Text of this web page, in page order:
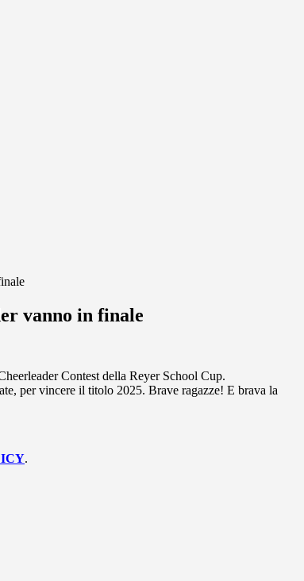
vanno in finale
Contest della Reyer School Cup.
per vincere il titolo 2025. Brave ragazze! E brava la
.